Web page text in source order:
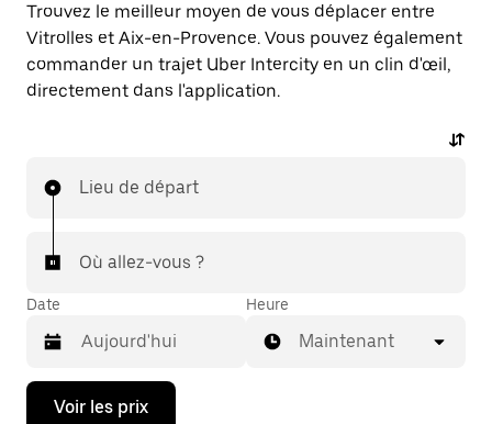
Trouvez le meilleur moyen de vous déplacer entre
Vitrolles et Aix-en-Provence. Vous pouvez également
commander un trajet Uber Intercity en un clin d'œil,
directement dans l'application.
Lieu de départ
Où allez-vous ?
Date
Appuyez
Heure
Maintenant
Voir les prix